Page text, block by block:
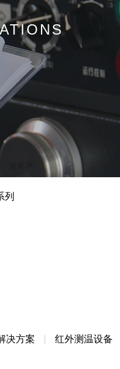
投教园地 人力
列
决方案 红外测温设备